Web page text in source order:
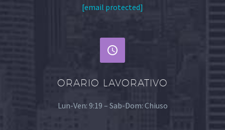
[email protected]


ORARIO LAVORATIVO
Lun-Ven: 9:19 – Sab-Dom: Chiuso